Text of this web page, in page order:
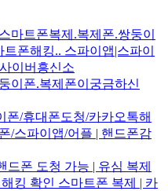
마트폰복제.복제폰.쌍둥이
폰해킹.. 스파이앱|스파이
이버흥신소
이폰.복제폰이궁금하신
폰/휴대폰도청/카카오톡해
/스파이앱/어플 | 핸드폰감
폰 도청 가능 | 유심 복제
킹 확인 스마트폰 복제 | 카